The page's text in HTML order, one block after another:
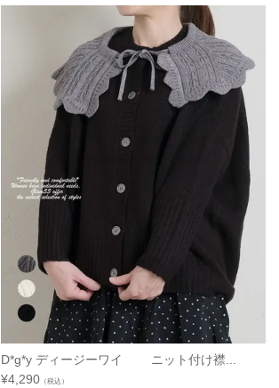
D*g*y ディージーワイ ニット付け襟...
¥4,290（税込）